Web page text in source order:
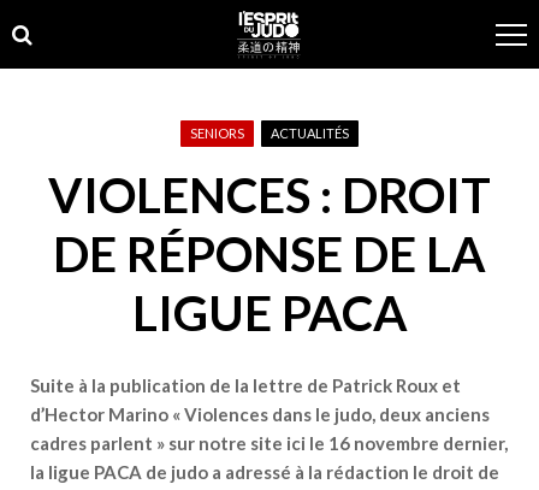
to
navigation
to
content
SENIORS ACTUALITÉS
VIOLENCES : DROIT
DE RÉPONSE DE LA
LIGUE PACA
Suite à la publication de la lettre de Patrick Roux et
d’Hector Marino « Violences dans le judo, deux anciens
cadres parlent » sur notre site ici le 16 novembre dernier,
la ligue PACA de judo a adressé à la rédaction le droit de